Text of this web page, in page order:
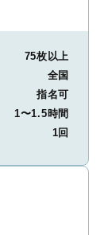
75枚以上
全国
指名可
1〜1.5時間
1回